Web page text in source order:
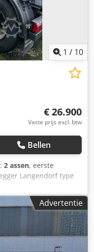
1 / 10
€ 26.900
Vaste prijs excl. btw
Bellen
2 assen, eerste
Langendorf type
zeer weinig gebruikt,
Advertentie